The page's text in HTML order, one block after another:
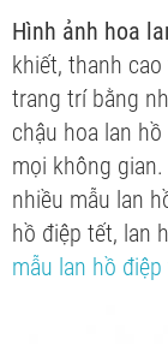
Hình ảnh hoa
khiết, thanh
trang trí bằng
chậu hoa lan
mọi không
nhiều mẫu lan
hồ điệp tết, lan
mẫu lan hồ